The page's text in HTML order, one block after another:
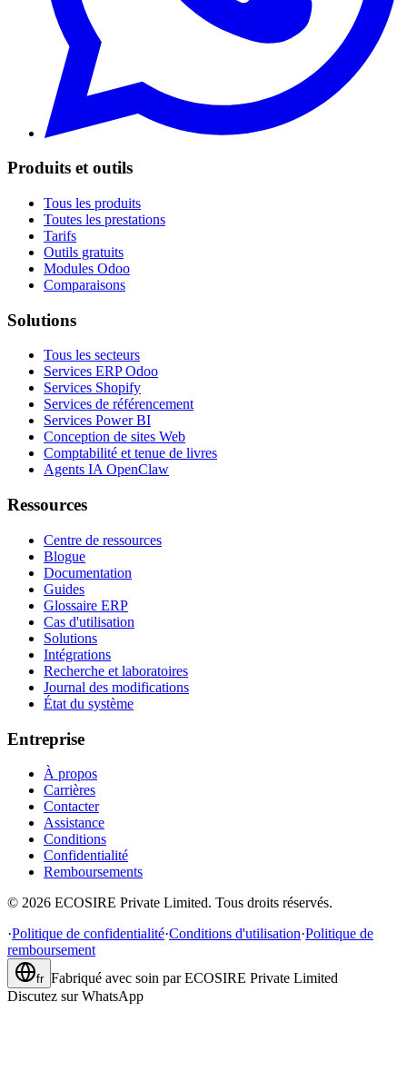
Produits et outils
Tous les produits
Toutes les prestations
Tarifs
Outils gratuits
Modules Odoo
Comparaisons
Solutions
Tous les secteurs
Services ERP Odoo
Services Shopify
Services de référencement
Services Power BI
Conception de sites Web
Comptabilité et tenue de livres
Agents IA OpenClaw
Ressources
Centre de ressources
Blogue
Documentation
Guides
Glossaire ERP
Cas d'utilisation
Solutions
Intégrations
Recherche et laboratoires
Journal des modifications
État du système
Entreprise
À propos
Carrières
Contacter
Assistance
Conditions
Confidentialité
Remboursements
© 2026 ECOSIRE Private Limited. Tous droits réservés.
·Politique de confidentialité·Conditions d'utilisation·Politique de
remboursement
fr Fabriqué avec soin par ECOSIRE Private Limited
Discutez sur WhatsApp